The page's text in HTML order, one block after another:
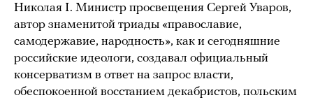
Николая I. Министр просвещения Сергей Уваров,
автор знаменитой триады «православие,
самодержавие, народность», как и сегодняшние
российские идеологи, создавал официальный
консерватизм в ответ на запрос власти,
обеспокоенной восстанием декабристов, польским